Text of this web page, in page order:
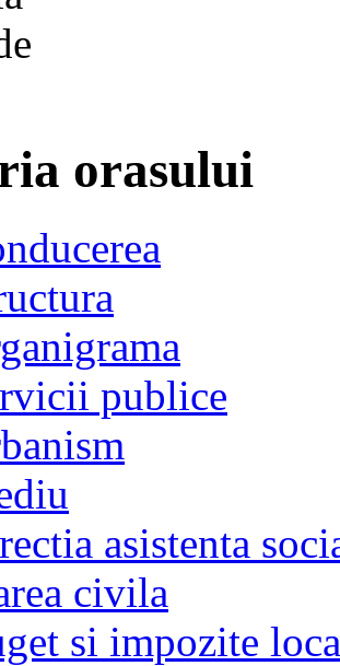
orasului
publice
asistenta
civila
si impozite